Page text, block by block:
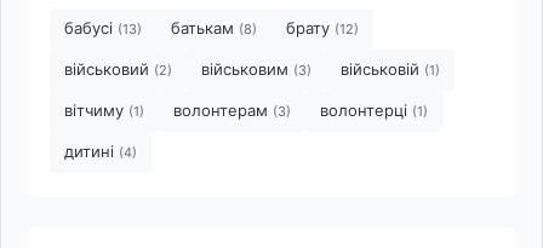
бабусі (13) батькам (8) брату (12)
військовий (2) військовим (3) військовій (1)
вітчиму (1) волонтерам (3) волонтерці (1)
дитині (4)